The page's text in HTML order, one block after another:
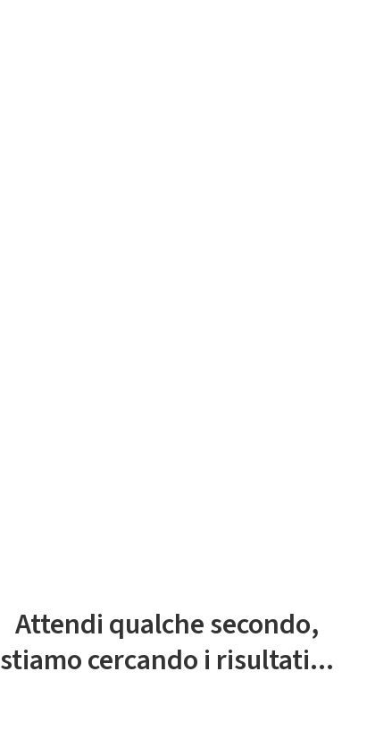
Attendi qualche secondo,
stiamo cercando i risultati...